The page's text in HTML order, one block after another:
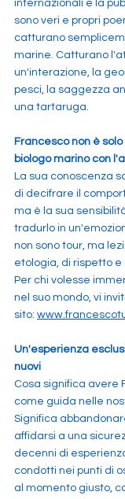
internazionali e la
sono veri e propri
catturano
marine. Catturano
un'interazione, la
pesci, la saggezza
una tartaruga.
Francesco non è
biologo marino con
La sua conoscenza
di decifrare il
ma è la sua
tradurlo in
non sono tour, ma
etologia, di rispetto e
Per chi volesse
nel suo mondo, vi
sito:
Un'esperienza
nuovi
Cosa significa avere
come guida nelle
Significa
affidarsi a una
decenni di
condotti nei punti di
al momento giusto,